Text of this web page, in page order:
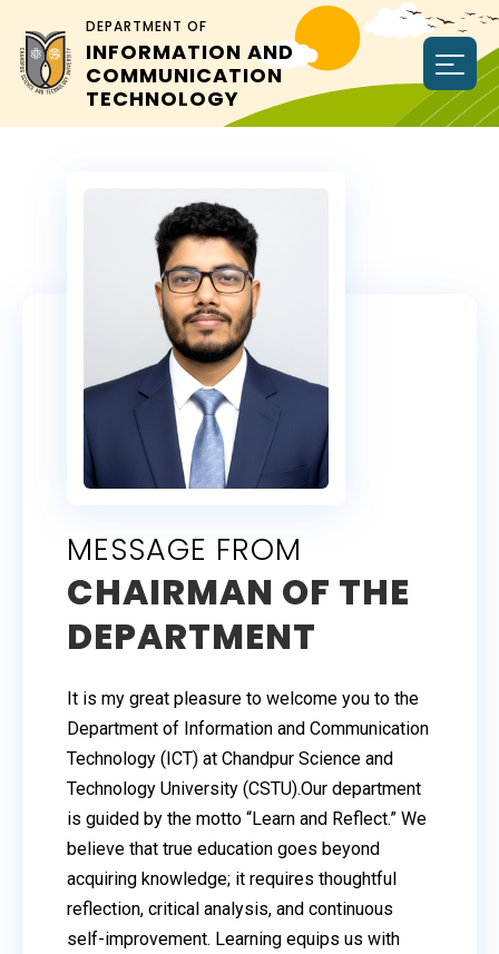
DEPARTMENT OF
INFORMATION AND
COMMUNICATION
TECHNOLOGY
MESSAGE FROM
CHAIRMAN OF THE
DEPARTMENT
It is my great pleasure to welcome you to the
Department of Information and Communication
Technology (ICT) at Chandpur Science and
Technology University (CSTU).Our department
is guided by the motto “Learn and Reflect.” We
believe that true education goes beyond
acquiring knowledge; it requires thoughtful
reflection, critical analysis, and continuous
self-improvement. Learning equips us with